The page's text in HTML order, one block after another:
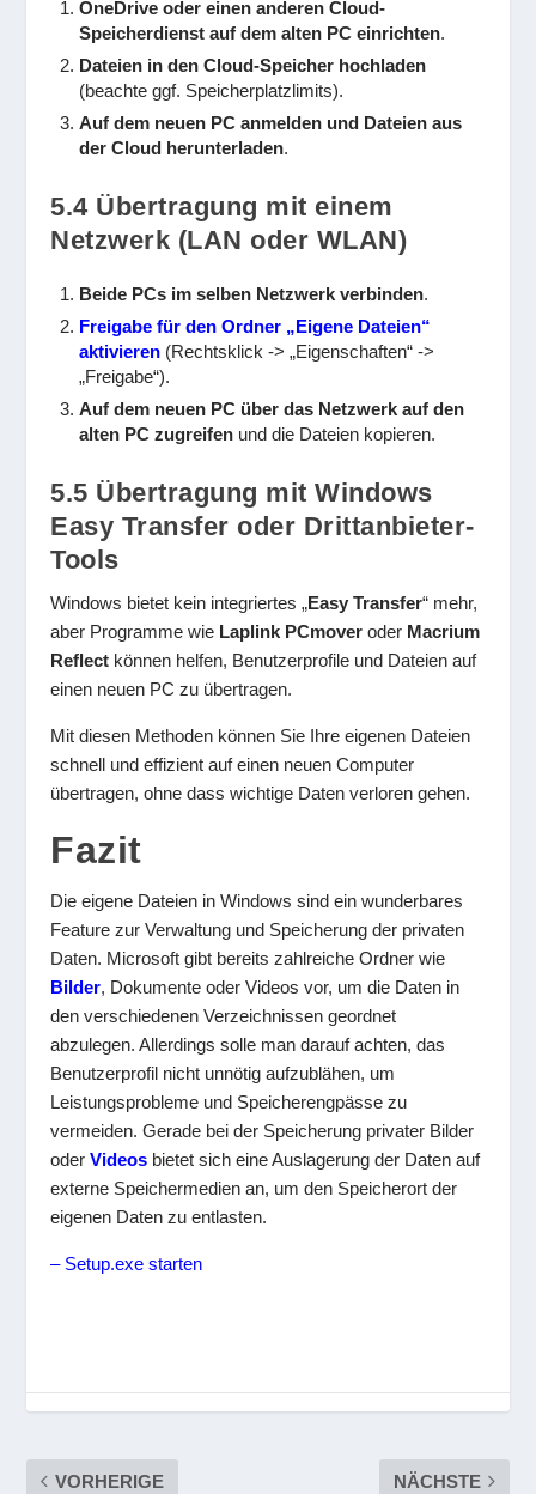
OneDrive oder einen anderen Cloud-
Speicherdienst auf dem alten PC einrichten.
Dateien in den Cloud-Speicher hochladen
(beachte ggf. Speicherplatzlimits).
Auf dem neuen PC anmelden und Dateien aus
der Cloud herunterladen.
5.4 Übertragung mit einem
Netzwerk (LAN oder WLAN)
Beide PCs im selben Netzwerk verbinden.
Freigabe für den Ordner „Eigene Dateien“
aktivieren (Rechtsklick -> „Eigenschaften“ ->
„Freigabe“).
Auf dem neuen PC über das Netzwerk auf den
alten PC zugreifen und die Dateien kopieren.
5.5 Übertragung mit Windows
Easy Transfer oder Drittanbieter-
Tools
Windows bietet kein integriertes „Easy Transfer“ mehr,
aber Programme wie Laplink PCmover oder Macrium
Reflect können helfen, Benutzerprofile und Dateien auf
einen neuen PC zu übertragen.
Mit diesen Methoden können Sie Ihre eigenen Dateien
schnell und effizient auf einen neuen Computer
übertragen, ohne dass wichtige Daten verloren gehen.
Fazit
Die eigene Dateien in Windows sind ein wunderbares
Feature zur Verwaltung und Speicherung der privaten
Daten. Microsoft gibt bereits zahlreiche Ordner wie
Bilder, Dokumente oder Videos vor, um die Daten in
den verschiedenen Verzeichnissen geordnet
abzulegen. Allerdings solle man darauf achten, das
Benutzerprofil nicht unnötig aufzublähen, um
Leistungsprobleme und Speicherengpässe zu
vermeiden. Gerade bei der Speicherung privater Bilder
oderVideos bietet sich eine Auslagerung der Daten auf
externe Speichermedien an, um den Speicherort der
eigenen Daten zu entlasten.
– Setup.exe starten
VORHERIGE NÄCHSTE